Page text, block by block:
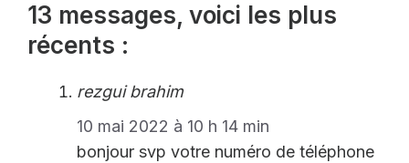
13 messages, voici les plus
récents :
rezgui brahim
10 mai 2022 à 10 h 14 min
bonjour svp votre numéro de téléphone